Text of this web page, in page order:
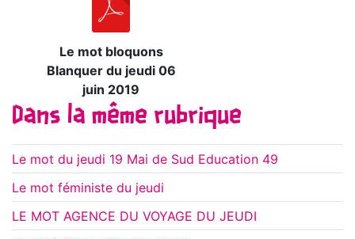
Le mot bloquons
Blanquer du jeudi 06
juin 2019
Dans la même rubrique
Le mot du jeudi 19 Mai de Sud Education 49
Le mot féministe du jeudi
LE MOT AGENCE DU VOYAGE DU JEUDI